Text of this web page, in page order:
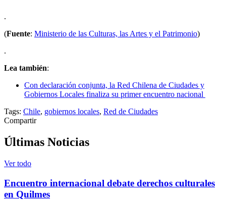
.
(Fuente: Ministerio de las Culturas, las Artes y el Patrimonio)
.
Lea también:
Con declaración conjunta, la Red Chilena de Ciudades y
Gobiernos Locales finaliza su primer encuentro nacional
Tags: Chile, gobiernos locales, Red de Ciudades
Compartir
Últimas Noticias
Ver todo
Encuentro internacional debate derechos culturales
en Quilmes